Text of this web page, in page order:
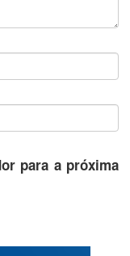
para a próxima